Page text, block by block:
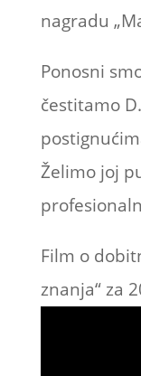
nagradu
Ponosni
čestitamo
Želimo joj
Film o
znanja“ za